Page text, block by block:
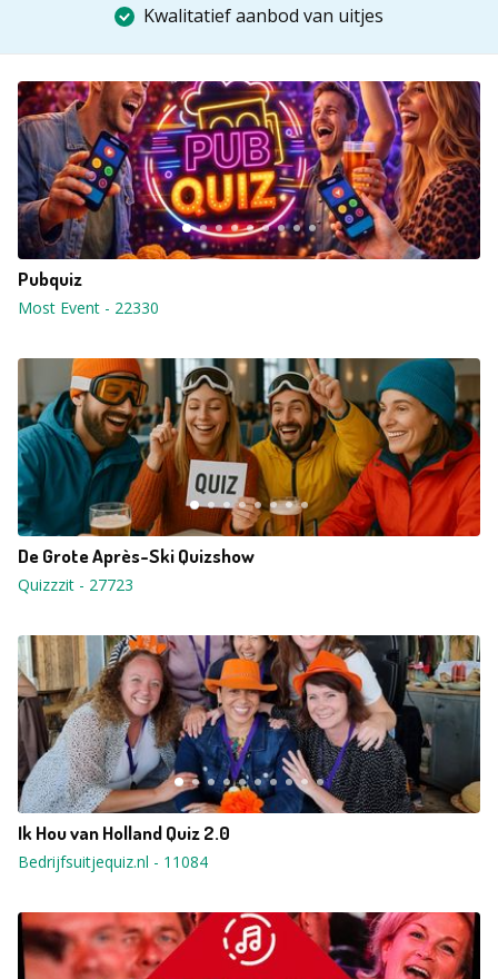
Kwalitatief aanbod van uitjes
Pubquiz
Most Event - 22330
De Grote Après-Ski Quizshow
Quizzzit - 27723
Ik Hou van Holland Quiz 2.0
Bedrijfsuitjequiz.nl - 11084